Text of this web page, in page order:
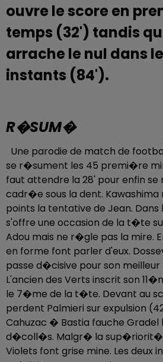
ouvre le score en
temps (32') tandis
arrache le nul dans
instants (84').
R�SUM�
Une parodie de match de
se r�sument les 45 premi�re
faut attendre la 28' pour enfin
cadr�e sous la dent. Kawashima
points la tentative de Jean.
s'offre une occasion de la t�te
Adou mais ne r�gle pas la mire.
en forme font parler d'eux.
passe d�cisive pour son meilleur
L'ancien des Verts inscrit son
le 7�me de la t�te. Devant au
perdent Palmieri sur expulsion
Cahuzac � Bastia fauche Gradel
d�coll�s. Malgr� la sup�riorit�
Violets font grise mine. Les deux